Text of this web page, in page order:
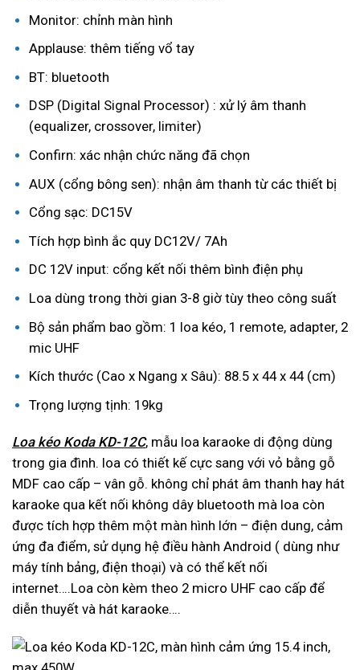
Monitor: chỉnh màn hình
Applause: thêm tiếng vổ tay
BT: bluetooth
DSP (Digital Signal Processor) : xử lý âm thanh
(equalizer, crossover, limiter)
Confirn: xác nhận chức năng đã chọn
AUX (cổng bông sen): nhận âm thanh từ các thiết bị
Cổng sạc: DC15V
Tích hợp bình ắc quy DC12V/ 7Ah
DC 12V input: cổng kết nối thêm bình điện phụ
Loa dùng trong thời gian 3-8 giờ tùy theo công suất
Bộ sản phẩm bao gồm: 1 loa kéo, 1 remote, adapter, 2
mic UHF
Kích thước (Cao x Ngang x Sâu): 88.5 x 44 x 44 (cm)
Trọng lượng tịnh: 19kg
Loa kéo Koda KD-12C, mẫu loa karaoke di động dùng
trong gia đình. loa có thiết kế cực sang với vỏ bằng gỗ
MDF cao cấp – vân gỗ. không chỉ phát âm thanh hay hát
karaoke qua kết nối không dây bluetooth mà loa còn
được tích hợp thêm một màn hình lớn – điện dung, cảm
ứng đa điểm, sử dụng hệ điều hành Android ( dùng như
máy tính bảng, điện thoại) và có thể kết nối
internet….Loa còn kèm theo 2 micro UHF cao cấp để
diễn thuyết và hát karaoke….